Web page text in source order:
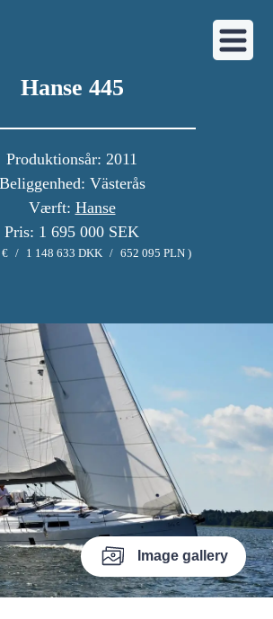
Image gallery
Hanse 445
Produktionsår: 2011
Beliggenhed: Västerås
Værft: Hanse
Pris: 1 695 000 SEK
€ / 1 148 633 DKK / 652 095 PLN )